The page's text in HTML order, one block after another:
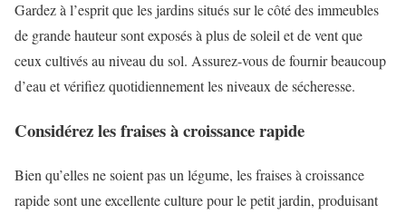
Gardez à l’esprit que les jardins situés sur le côté des immeubles
de grande hauteur sont exposés à plus de soleil et de vent que
ceux cultivés au niveau du sol. Assurez-vous de fournir beaucoup
d’eau et vérifiez quotidiennement les niveaux de sécheresse.
Considérez les fraises à croissance rapide
Bien qu’elles ne soient pas un légume, les fraises à croissance
rapide sont une excellente culture pour le petit jardin, produisant